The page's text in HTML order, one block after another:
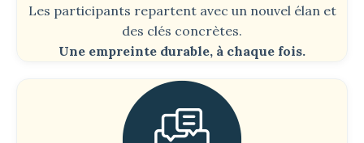
Les participants repartent avec un nouvel élan et
des clés concrètes.
Une empreinte durable, à chaque fois.